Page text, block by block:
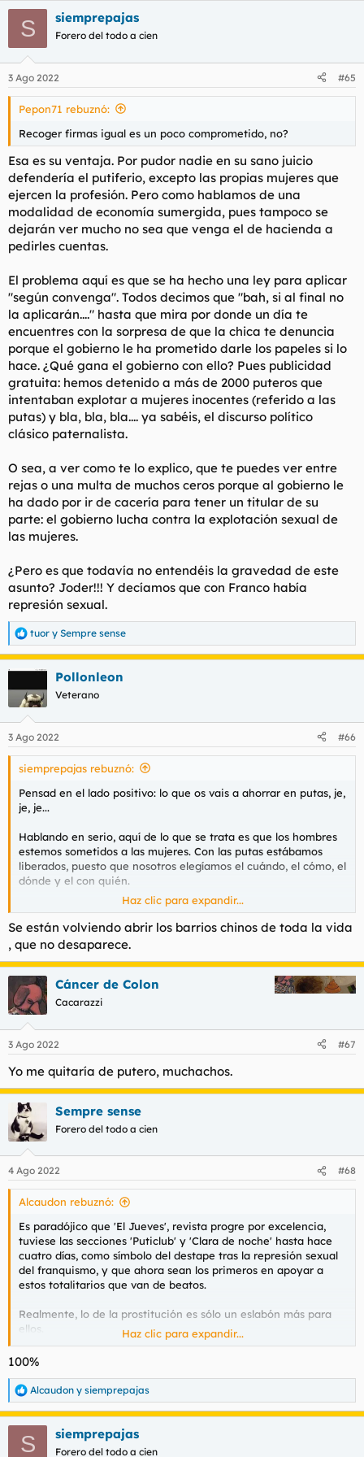
a
e
s
S siemprepajas
Forero del todo a cien
3 Ago 2022 #65
Pepon71 rebuznó:
Recoger firmas igual es un poco comprometido, no?
Esa es su ventaja. Por pudor nadie en su sano juicio
defendería el putiferio, excepto las propias mujeres que
ejercen la profesión. Pero como hablamos de una
modalidad de economía sumergida, pues tampoco se
dejarán ver mucho no sea que venga el de hacienda a
pedirles cuentas.
El problema aquí es que se ha hecho una ley para aplicar
"según convenga". Todos decimos que "bah, si al final no
la aplicarán...." hasta que mira por donde un día te
encuentres con la sorpresa de que la chica te denuncia
porque el gobierno le ha prometido darle los papeles si lo
hace. ¿Qué gana el gobierno con ello? Pues publicidad
gratuita: hemos detenido a más de 2000 puteros que
intentaban explotar a mujeres inocentes (referido a las
putas) y bla, bla, bla.... ya sabéis, el discurso político
clásico paternalista.
O sea, a ver como te lo explico, que te puedes ver entre
rejas o una multa de muchos ceros porque al gobierno le
ha dado por ir de cacería para tener un titular de su
parte: el gobierno lucha contra la explotación sexual de
las mujeres.
¿Pero es que todavía no entendéis la gravedad de este
asunto? Joder!!! Y decíamos que con Franco había
represión sexual.
R
e
a
c
e
s
tuor y Sempre sense
Pollonleon
Veterano
3 Ago 2022 #66
siemprepajas rebuznó:
Pensad en el lado positivo: lo que os vais a ahorrar en putas, je,
je, je...
Hablando en serio, aquí de lo que se trata es que los hombres
estemos sometidos a las mujeres. Con las putas estábamos
liberados, puesto que nosotros elegíamos el cuándo, el cómo, el
dónde y el con quién.
Si nos prohíben las putas, no tendremos más remedio que
buscar el sexo con mujeres comunes, aguantar sus gilipolleces,
que si ahora quiero y que si ahora no quiero.... que si ahora me
has tocado sin mi consentimiento, que si ahora te denuncio....
o mejor aun: te chantajeo.Dame 1000 pavos o voy a la
comisaría y digo que me intentaste violar. Tú verás.......
El problema que tenéis vosotros es que sois una pandilla de
IMBÉCILES, porque lleváis años apoyando a toda esta patraña
del feminismo pensando que estabais haciendo el bien a
alguien, cuando lo que habéis estado haciendo es cavar
vuestra propia tumba. O si lo preferís, criando a un cuervo que
os sacará los ojos.
Así que ojalá os metan en el trullo a cuenta de esta mierda, y
os pongan una multa de cinco ceros, porque es lo que os
merecéis por votar a los que defienden "los derechos de las
mujeres". Seguid con la puta banderita lgtbi y la mierda del
feminismo, y al final os pasará como a los traidores, quienes
son despreciados desde ambos lados
Haz clic para expandir...
Se están volviendo abrir los barrios chinos de toda la vida
, que no desaparece.
Cáncer de Colon
Cacarazzi
3 Ago 2022 #67
Yo me quitaría de putero, muchachos.
Sempre sense
Forero del todo a cien
4 Ago 2022 #68
Alcaudon rebuznó:
Es paradójico que 'El Jueves', revista progre por excelencia,
tuviese las secciones 'Puticlub' y 'Clara de noche' hasta hace
cuatro días, como símbolo del destape tras la represión sexual
del franquismo, y que ahora sean los primeros en apoyar a
estos totalitarios que van de beatos.
Realmente, lo de la prostitución es sólo un eslabón más para
ellos.
Utilizaron a los escandinavos, de costumbres más cívicas y
rescatadas, y ahora quieren utilizar España como experimento
brutas. Pero la finalidad es imponerlo a todo el mundo más o
menos libre, que es lo que manejan las élites Woke y sus
filiales.
Prohibirlo todo y tener que pedir permiso hasta para hacerte
una paja, ése es su sueño más húmedo.
Haz clic para expandir...
100%
R
e
a
Alcaudon y siemprepajas
S siemprepajas
Forero del todo a cien